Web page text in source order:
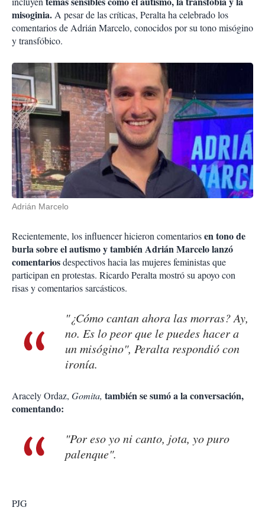
misoginia.A pesar de las críticas, Peralta ha celebrado los
comentarios de Adrián Marcelo, conocidos por su tono misógino
y transfóbico.
Adrián Marcelo
Recientemente, los influencer hicieron comentariosen tono de
burla sobre el autismo y también Adrián Marcelo lanzó
comentariosdespectivos hacia las mujeres feministas que
participan en protestas. Ricardo Peralta mostró su apoyo con
risas y comentarios sarcásticos.
"¿Cómo cantan ahora las morras? Ay,
no. Es lo peor que le puedes hacer a
un misógino", Peralta respondió con
ironía.
Aracely Ordaz, Gomita, también se sumó a la conversación,
comentando:
"Por eso yo ni canto, jota, yo puro
palenque".
PJG